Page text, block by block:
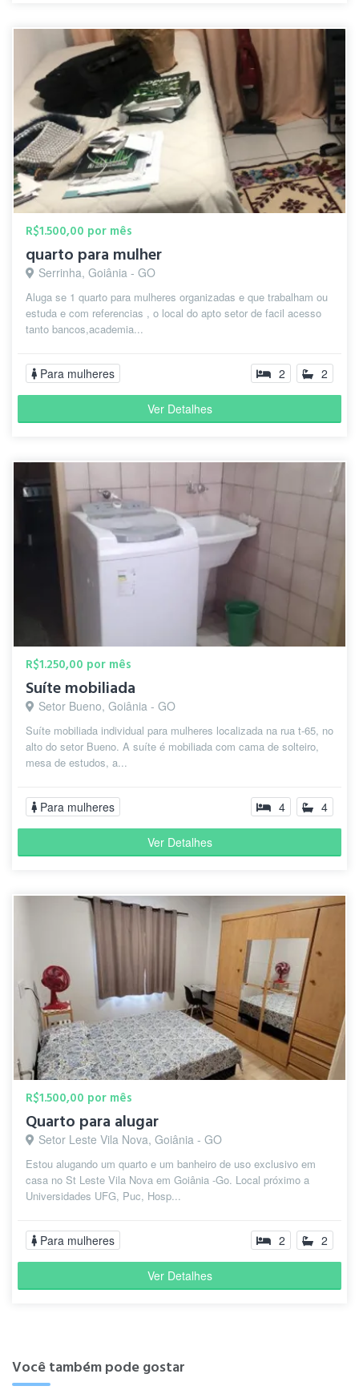
R$1.500,00 por mês
quarto para mulher
Serrinha, Goiânia - GO
Aluga se 1 quarto para mulheres organizadas e que trabalham ou
estuda e com referencias , o local do apto setor de facil acesso
tanto bancos,academia...
Para mulheres 2 2
Ver Detalhes
R$1.250,00 por mês
Suíte mobiliada
Setor Bueno, Goiânia - GO
Suíte mobiliada individual para mulheres localizada na rua t-65, no
alto do setor Bueno. A suíte é mobiliada com cama de solteiro,
mesa de estudos, a...
Para mulheres 4 4
Ver Detalhes
R$1.500,00 por mês
Quarto para alugar
Setor Leste Vila Nova, Goiânia - GO
Estou alugando um quarto e um banheiro de uso exclusivo em
casa no St Leste Vila Nova em Goiânia -Go. Local próximo a
Universidades UFG, Puc, Hosp...
Para mulheres 2 2
Ver Detalhes
Você também pode gostar